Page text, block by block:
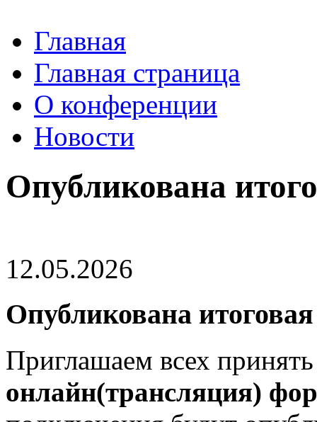
Главная
Главная страница
О конференции
Новости
Опубликована
12.05.2026
Опубликована
Приглашаем всех принять
онлайн(трансляция)